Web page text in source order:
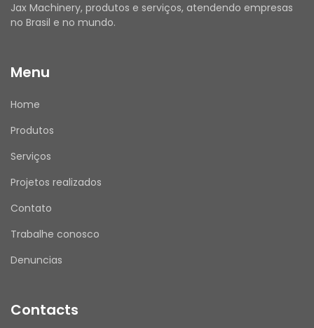
Jax Machinery, produtos e serviços, atendendo empresas
no Brasil e no mundo.
Menu
Home
Produtos
Serviços
Projetos realizados
Contato
Trabalhe conosco
Denuncias
Contacts